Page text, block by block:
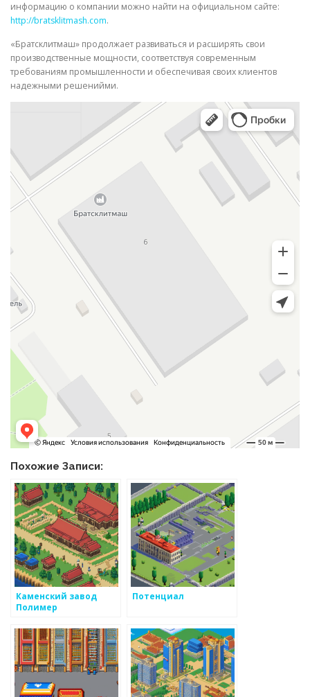
информацию о компании можно найти на официальном сайте:
http://bratsklitmash.com.
«Братсклитмаш» продолжает развиваться и расширять свои
производственные мощности, соответствуя современным
требованиям промышленности и обеспечивая своих клиентов
надежными решенийми.
Похожие Записи:
Каменский завод
Полимер
Потенциал